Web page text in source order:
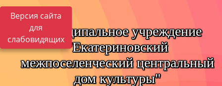
Версия сайта
для
слабовидящих
Муниципальное учреждение
"Екатериновский
межпоселенческий центральный
дом культуры"